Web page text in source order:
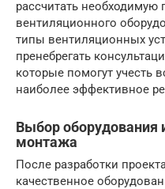
рассчитать необходимую
вентиляционного
типы вентиляционных
пренебрегать
которые помогут учесть
наиболее эффективное
Выбор оборудования
монтажа
После разработки
качественное